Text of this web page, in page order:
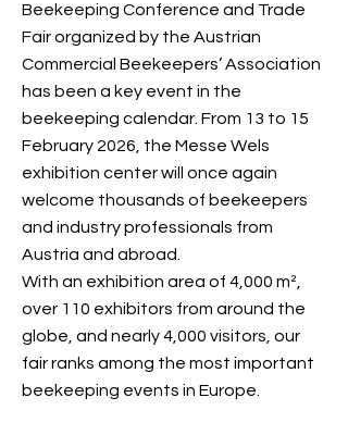
Beekeeping Conference and Trade
Fair organized by the Austrian
Commercial Beekeepers’ Association
has been a key event in the
beekeeping calendar. From 13 to 15
February 2026, the Messe Wels
exhibition center will once again
welcome thousands of beekeepers
and industry professionals from
Austria and abroad.
With an exhibition area of 4,000 m²,
over 110 exhibitors from around the
globe, and nearly 4,000 visitors, our
fair ranks among the most important
beekeeping events in Europe.